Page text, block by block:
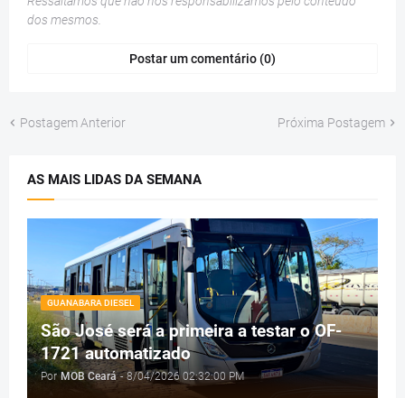
dos mesmos.
Postar um comentário (0)
Postagem Anterior Próxima Postagem
AS MAIS LIDAS DA SEMANA
GUANABARA DIESEL
São José será a primeira a testar o OF-
1721 automatizado
Por MOB Ceará - 8/04/2026 02:32:00 PM